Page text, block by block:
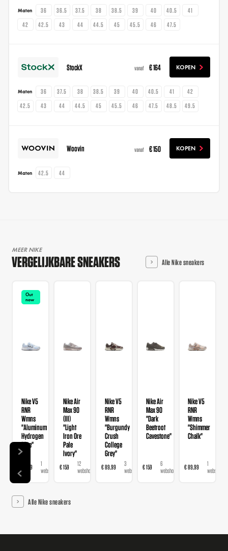
Maten 36 36.5 37.5 38 38.5 39 40 40.5
41
42
42.5 43 44 44.5 45 45.5 46 47.5
StockX vanaf € 164 KOPEN
Maten 36 37.5 38 38.5 39 40 40.5 41
42
42.5
43 44 44.5 45 45.5 46 47.5 48.5 49.5
Woovin vanaf € 150 KOPEN
Maten 42.5 44
MEER NIKE
VERGELIJKBARE SNEAKERS Alle Nike sneakers
Out
now
Nike V5
RNR
Wmns
"Aluminum
Hydrogen
Blue"
€ 89,99
1
webshop
Nike Air
Max 90
(III)
"Light
Iron Ore
Pale
Ivory"
€ 159
12
webshops
Nike V5
RNR
Wmns
"Burgundy
Crush
College
Grey"
€ 89,99
3
webshops
Nike Air
Max 90
"Dark
Beetroot
Cavestone"
€ 159
6
webshops
Nike V5
RNR
Wmns
"Shimmer
Chalk"
€ 89,99
1
webshop
Alle Nike sneakers